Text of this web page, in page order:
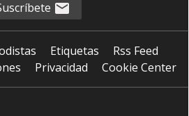
Etiquetas
Rss Feed
Privacidad Cookie Center